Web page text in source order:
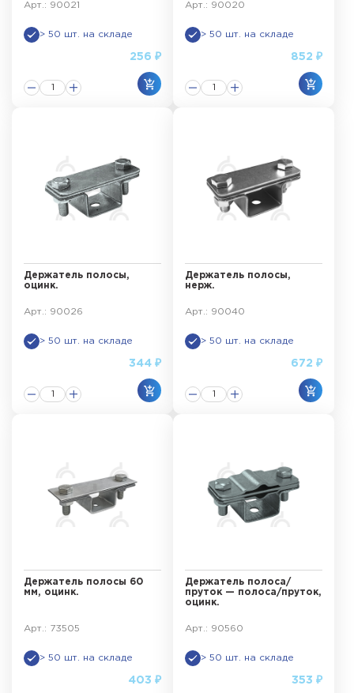
Арт.: 90021
> 50 шт. на складе
256 ₽
Арт.: 90020
> 50 шт. на складе
852 ₽
Держатель полосы,
оцинк.
Арт.: 90026
> 50 шт. на складе
344 ₽
Держатель полосы,
нерж.
Арт.: 90040
> 50 шт. на складе
672 ₽
Держатель полосы 60
мм, оцинк.
Арт.: 73505
> 50 шт. на складе
403 ₽
Держатель полоса/
пруток — полоса/пруток,
оцинк.
Арт.: 90560
> 50 шт. на складе
353 ₽